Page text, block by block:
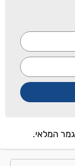
גמר המלאי.